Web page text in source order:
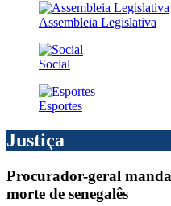
Assembleia Legislativa
Social
Esportes
Justiça
Procurador-geral
morte de senegalês